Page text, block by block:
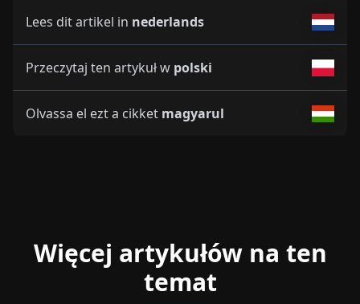
Lees dit artikel in nederlands
Przeczytaj ten artykuł w polski
Olvassa el ezt a cikket magyarul
Więcej artykułów na ten
temat